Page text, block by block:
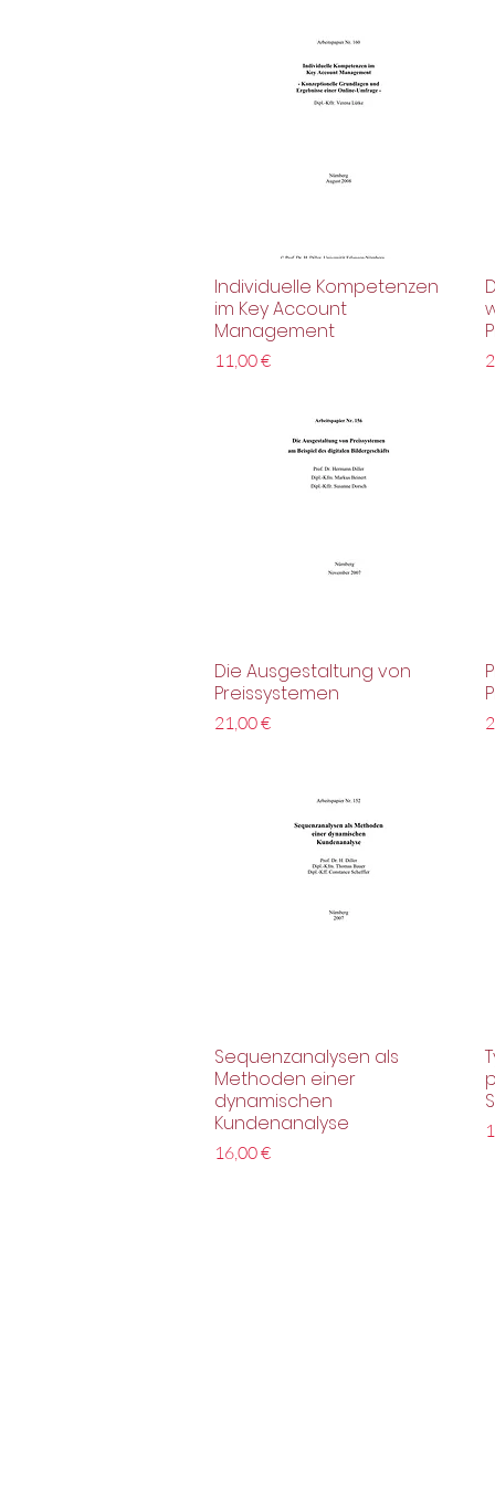
Schnellansicht
Individuelle Kompetenzen
im Key Account
Management
Preis
11,00 €
Schnellansicht
Die Ausgestaltung von
Preissystemen
Preis
21,00 €
Schnellansicht
Sequenzanalysen als
Methoden einer
dynamischen
Kundenanalyse
Preis
16,00 €